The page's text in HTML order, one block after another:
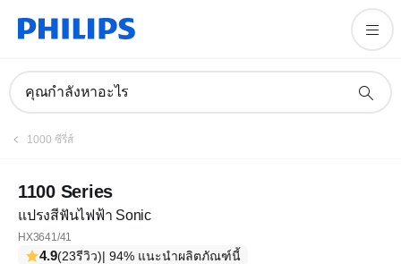
คุณกำลังหาอะไร
1000 ซีรี่ส์
1100 Series
แปรงสีฟันไฟฟ้า Sonic
HX3641/41
4.9(23รีวิว)| 94% แนะนำผลิตภัณฑ์นี้